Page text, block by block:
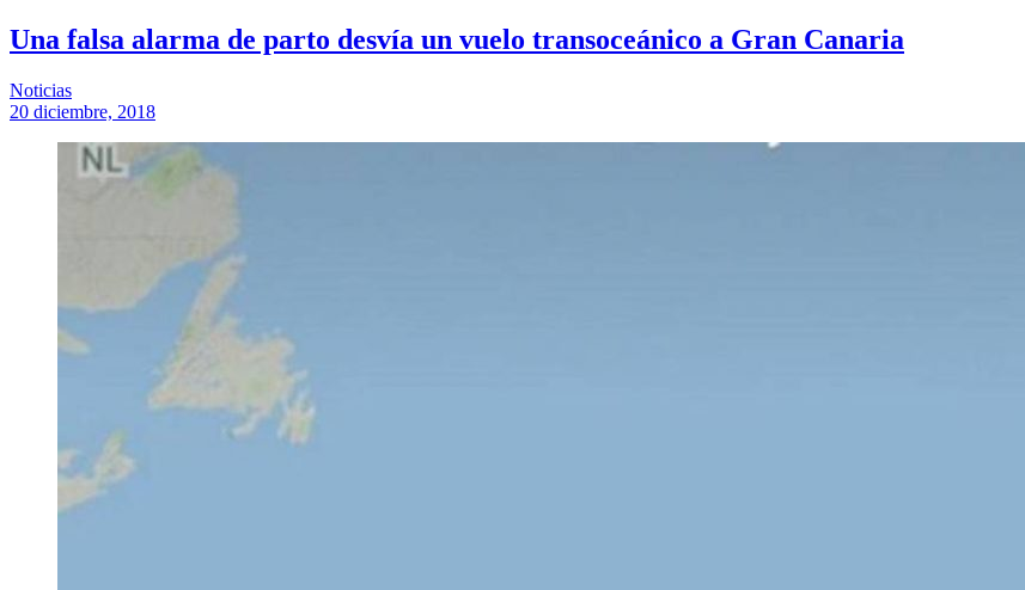
Una falsa alarma de parto desvía un vuelo transoceánico a Gran Canaria
Noticias
20 diciembre, 2018